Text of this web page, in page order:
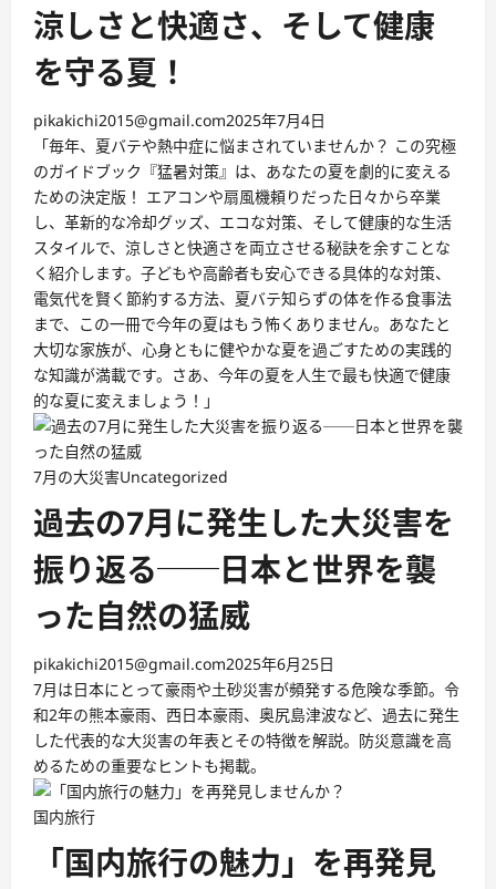
涼しさと快適さ、そして健康
を守る夏！
pikakichi2015@gmail.com2025年7月4日
「毎年、夏バテや熱中症に悩まされていませんか？ この究極
のガイドブック『猛暑対策』は、あなたの夏を劇的に変える
ための決定版！ エアコンや扇風機頼りだった日々から卒業
し、革新的な冷却グッズ、エコな対策、そして健康的な生活
スタイルで、涼しさと快適さを両立させる秘訣を余すことな
く紹介します。子どもや高齢者も安心できる具体的な対策、
電気代を賢く節約する方法、夏バテ知らずの体を作る食事法
まで、この一冊で今年の夏はもう怖くありません。あなたと
大切な家族が、心身ともに健やかな夏を過ごすための実践的
な知識が満載です。さあ、今年の夏を人生で最も快適で健康
的な夏に変えましょう！」
7月の大災害Uncategorized
過去の7月に発生した大災害を
振り返る──日本と世界を襲
った自然の猛威
pikakichi2015@gmail.com2025年6月25日
7月は日本にとって豪雨や土砂災害が頻発する危険な季節。令
和2年の熊本豪雨、西日本豪雨、奥尻島津波など、過去に発生
した代表的な大災害の年表とその特徴を解説。防災意識を高
めるための重要なヒントも掲載。
国内旅行
「国内旅行の魅力」を再発見